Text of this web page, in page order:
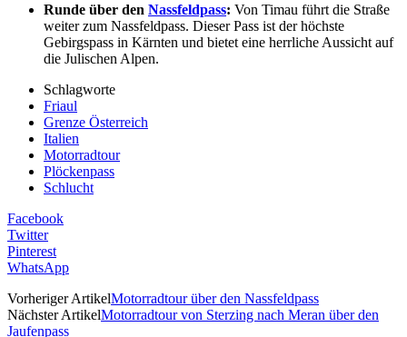
Runde über den Nassfeldpass: Von Timau führt die Straße
weiter zum Nassfeldpass. Dieser Pass ist der höchste
Gebirgspass in Kärnten und bietet eine herrliche Aussicht auf
die Julischen Alpen.
Schlagworte
Friaul
Grenze Österreich
Italien
Motorradtour
Plöckenpass
Schlucht
Facebook
Twitter
Pinterest
WhatsApp
Vorheriger ArtikelMotorradtour über den Nassfeldpass
Nächster ArtikelMotorradtour von Sterzing nach Meran über den
Jaufenpass